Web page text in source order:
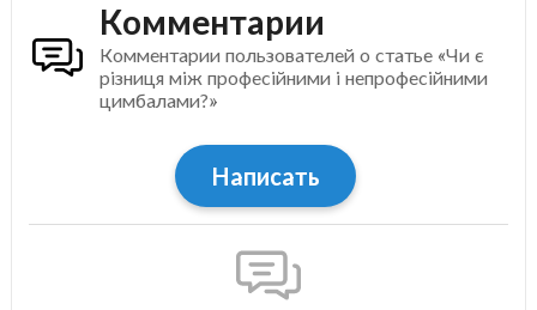
Комментарии
Комментарии пользователей о статье «Чи є
різниця між професійними і непрофесійними
цимбалами?»
Написать